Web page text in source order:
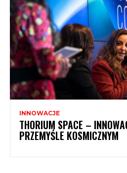
INNOWACJE
THORIUM SPACE –
PRZEMYŚLE KOSMICZNYM